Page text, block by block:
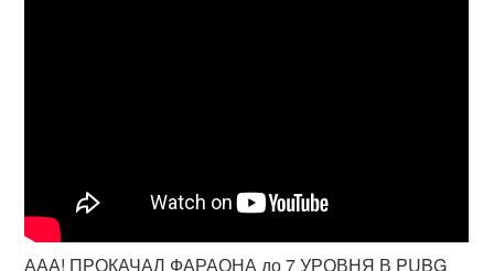
ААА! ПРОКАЧАЛ ФАРАОНА до 7 УРОВНЯ В PUBG